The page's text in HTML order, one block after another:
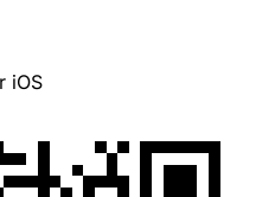
iOS